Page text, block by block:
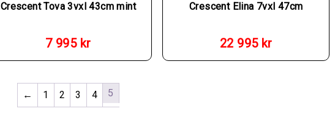
Crescent Tova 3vxl 43cm mint
7 995 kr
Crescent Elina 7vxl 47cm
22 995 kr
← 1 2 3 4 5